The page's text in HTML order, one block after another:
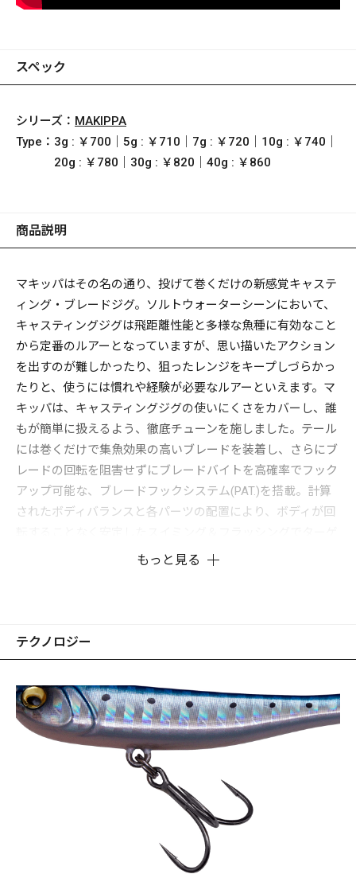
スペック
シリーズ： MAKIPPA
Type： 3g : ￥700｜5g : ￥710｜7g : ￥720｜10g : ￥740｜
20g : ￥780｜30g : ￥820｜40g : ￥860
商品説明
マキッパはその名の通り、投げて巻くだけの新感覚キャステ
ィング・ブレードジグ。ソルトウォーターシーンにおいて、
キャスティングジグは飛距離性能と多様な魚種に有効なこと
から定番のルアーとなっていますが、思い描いたアクション
を出すのが難しかったり、狙ったレンジをキープしづらかっ
たりと、使うには慣れや経験が必要なルアーといえます。マ
キッパは、キャスティングジグの使いにくさをカバーし、誰
もが簡単に扱えるよう、徹底チューンを施しました。テール
には巻くだけで集魚効果の高いブレードを装着し、さらにブ
レードの回転を阻害せずにブレードバイトを高確率でフック
アップ可能な、ブレードフックシステム(PAT.)を搭載。計算
されたボディバランスと各パーツの配置により、ボディが回
あらゆる魚種に効果的なティンセル付きアシストフックを標
準装備しており、また腹部に設けたおまかせアイにより、好
す。特にボトムからバイトしてくる魚には、おまかせアイへ
のフック装着が効果的。対象魚は、シーバス、ヒラメ、マゴ
チ、ブリ（イナダ、ワラサ）、サワラ、カンパチ、アジ、サ
バ、タチウオ、マダイ、クロダイ、根魚類と、多種多様なタ
ーゲット。マキッパを貴方のソルトウォーター釣行に常備す
れば、あらゆる釣り場で活躍してくれることでしょう。
もっと見る
テクノロジー